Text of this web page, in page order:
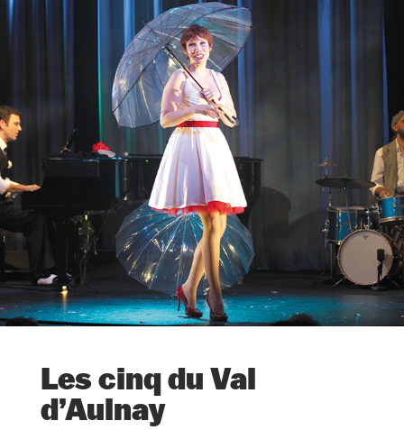
Les cinq du Val
d’Aulnay